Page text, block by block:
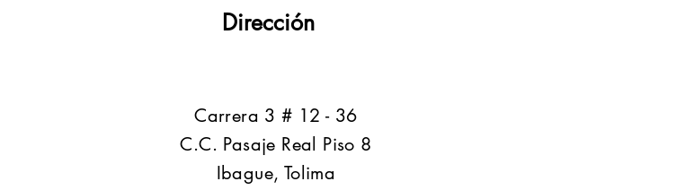
Dirección
​Carrera 3 # 12 - 36
C.C. Pasaje Real Piso 8
Ibague, Tolima